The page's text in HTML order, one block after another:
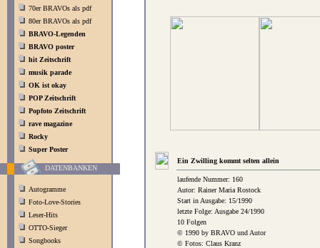
70er BRAVOs als pdf
80er BRAVOs als pdf
BRAVO-Legenden
BRAVO poster
hit Zeitschrift
musik parade
OK ist okay
POP Zeitschrift
Popfoto Zeitschrift
rave magazine
Rocky
Super Poster
DATENBANKEN
Autogramme
Foto-Love-Stories
Leser-Hits
OTTO-Sieger
Songbooks
Ein Zwilling kommt selten allein
laufende Nummer: 160
Autor: Rainer Maria Rostock
Start in Ausgabe: 15/1990
letzte Folge: Ausgabe 24/1990
10 Folgen
© 1990 by BRAVO und Autor
© Fotos: Claus Kranz